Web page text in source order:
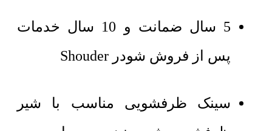
5 سال ضمانت و 10 سال خدمات
پس از فروش شودر Shouder
سینک ظرفشویی مناسب با شیر